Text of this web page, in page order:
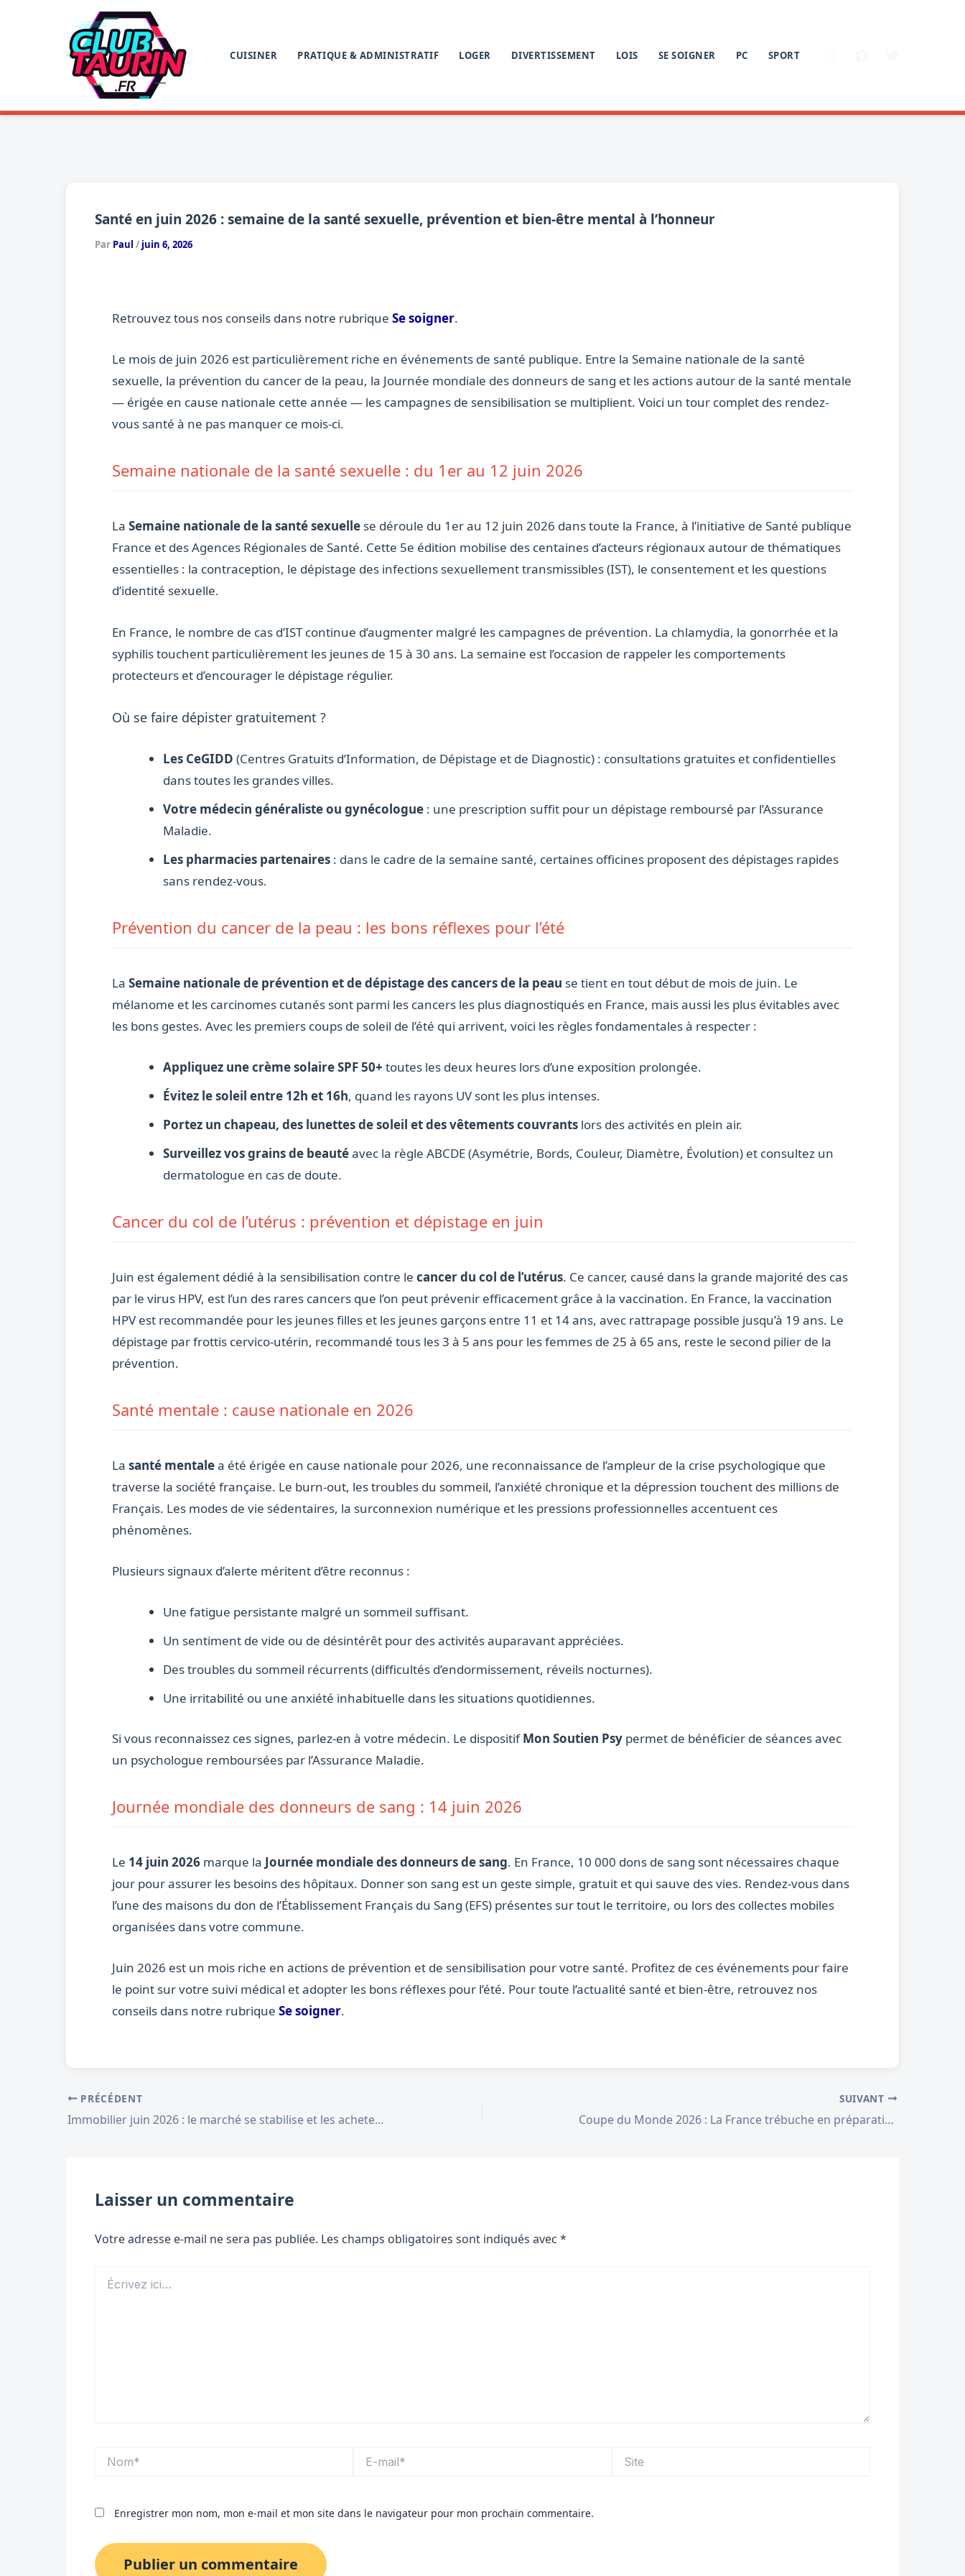
CUISINER PRATIQUE & ADMINISTRATIF LOGER DIVERTISSEMENT LOIS SE SOIGNER PC SPORT
Santé en juin 2026 : semaine de la santé sexuelle, prévention et bien-être mental à l’honneur
Par Paul / juin 6, 2026
Retrouvez tous nos conseils dans notre rubrique Se soigner.
Le mois de juin 2026 est particulièrement riche en événements de santé publique. Entre la Semaine nationale de la santé
sexuelle, la prévention du cancer de la peau, la Journée mondiale des donneurs de sang et les actions autour de la santé mentale
— érigée en cause nationale cette année — les campagnes de sensibilisation se multiplient. Voici un tour complet des rendez-
vous santé à ne pas manquer ce mois-ci.
Semaine nationale de la santé sexuelle : du 1er au 12 juin 2026
La Semaine nationale de la santé sexuelle se déroule du 1er au 12 juin 2026 dans toute la France, à l’initiative de Santé publique
France et des Agences Régionales de Santé. Cette 5e édition mobilise des centaines d’acteurs régionaux autour de thématiques
essentielles : la contraception, le dépistage des infections sexuellement transmissibles (IST), le consentement et les questions
d’identité sexuelle.
En France, le nombre de cas d’IST continue d’augmenter malgré les campagnes de prévention. La chlamydia, la gonorrhée et la
syphilis touchent particulièrement les jeunes de 15 à 30 ans. La semaine est l’occasion de rappeler les comportements
protecteurs et d’encourager le dépistage régulier.
Où se faire dépister gratuitement ?
Les CeGIDD (Centres Gratuits d’Information, de Dépistage et de Diagnostic) : consultations gratuites et confidentielles
dans toutes les grandes villes.
Votre médecin généraliste ou gynécologue : une prescription suffit pour un dépistage remboursé par l’Assurance
Maladie.
Les pharmacies partenaires : dans le cadre de la semaine santé, certaines officines proposent des dépistages rapides
sans rendez-vous.
Prévention du cancer de la peau : les bons réflexes pour l’été
La Semaine nationale de prévention et de dépistage des cancers de la peau se tient en tout début de mois de juin. Le
mélanome et les carcinomes cutanés sont parmi les cancers les plus diagnostiqués en France, mais aussi les plus évitables avec
les bons gestes. Avec les premiers coups de soleil de l’été qui arrivent, voici les règles fondamentales à respecter :
Appliquez une crème solaire SPF 50+ toutes les deux heures lors d’une exposition prolongée.
Évitez le soleil entre 12h et 16h, quand les rayons UV sont les plus intenses.
Portez un chapeau, des lunettes de soleil et des vêtements couvrants lors des activités en plein air.
Surveillez vos grains de beautéavec la règle ABCDE (Asymétrie, Bords, Couleur, Diamètre, Évolution) et consultez un
dermatologue en cas de doute.
Cancer du col de l’utérus : prévention et dépistage en juin
Juin est également dédié à la sensibilisation contre le cancer du col de l’utérus. Ce cancer, causé dans la grande majorité des cas
par le virus HPV, est l’un des rares cancers que l’on peut prévenir efficacement grâce à la vaccination. En France, la vaccination
HPV est recommandée pour les jeunes filles et les jeunes garçons entre 11 et 14 ans, avec rattrapage possible jusqu’à 19 ans. Le
dépistage par frottis cervico-utérin, recommandé tous les 3 à 5 ans pour les femmes de 25 à 65 ans, reste le second pilier de la
prévention.
Santé mentale : cause nationale en 2026
La santé mentalea été érigée en cause nationale pour 2026, une reconnaissance de l’ampleur de la crise psychologique que
traverse la société française. Le burn-out, les troubles du sommeil, l’anxiété chronique et la dépression touchent des millions de
Français. Les modes de vie sédentaires, la surconnexion numérique et les pressions professionnelles accentuent ces
phénomènes.
Plusieurs signaux d’alerte méritent d’être reconnus :
Une fatigue persistante malgré un sommeil suffisant.
Un sentiment de vide ou de désintérêt pour des activités auparavant appréciées.
Des troubles du sommeil récurrents (difficultés d’endormissement, réveils nocturnes).
Une irritabilité ou une anxiété inhabituelle dans les situations quotidiennes.
Si vous reconnaissez ces signes, parlez-en à votre médecin. Le dispositifMon Soutien Psy permet de bénéficier de séances avec
un psychologue remboursées par l’Assurance Maladie.
Journée mondiale des donneurs de sang : 14 juin 2026
Le 14 juin 2026 marque la Journée mondiale des donneurs de sang. En France, 10 000 dons de sang sont nécessaires chaque
jour pour assurer les besoins des hôpitaux. Donner son sang est un geste simple, gratuit et qui sauve des vies. Rendez-vous dans
l’une des maisons du don de l’Établissement Français du Sang (EFS) présentes sur tout le territoire, ou lors des collectes mobiles
organisées dans votre commune.
Juin 2026 est un mois riche en actions de prévention et de sensibilisation pour votre santé. Profitez de ces événements pour faire
le point sur votre suivi médical et adopter les bons réflexes pour l’été. Pour toute l’actualité santé et bien-être, retrouvez nos
conseils dans notre rubrique Se soigner.
PRÉCÉDENT
Immobilier juin 2026 : le marché se stabilise et les acheteurs reprennent enfin la main
SUIVANT
Coupe du Monde 2026 : La France trébuche en préparation face à la Côte d’Ivoire
Laisser un commentaire
Votre adresse e-mail ne sera pas publiée. Les champs obligatoires sont indiqués avec *
ici…
mail*
Enregistrer mon nom, mon e-mail et mon site dans le navigateur pour mon prochain commentaire.